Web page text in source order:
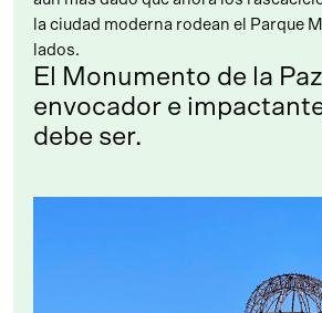
la ciudad moderna rodean el Parque
lados.
El Monumento de la
envocador e
debe ser.